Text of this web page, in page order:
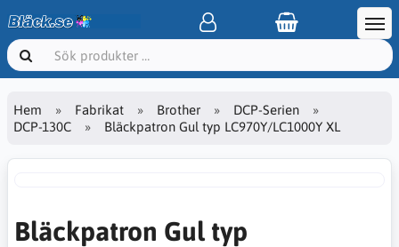
Hem Fabrikat Brother
DCP-Serien
DCP-130C
Bläckpatron Gul typ LC970Y/LC1000Y XL
Bläckpatron Gul typ